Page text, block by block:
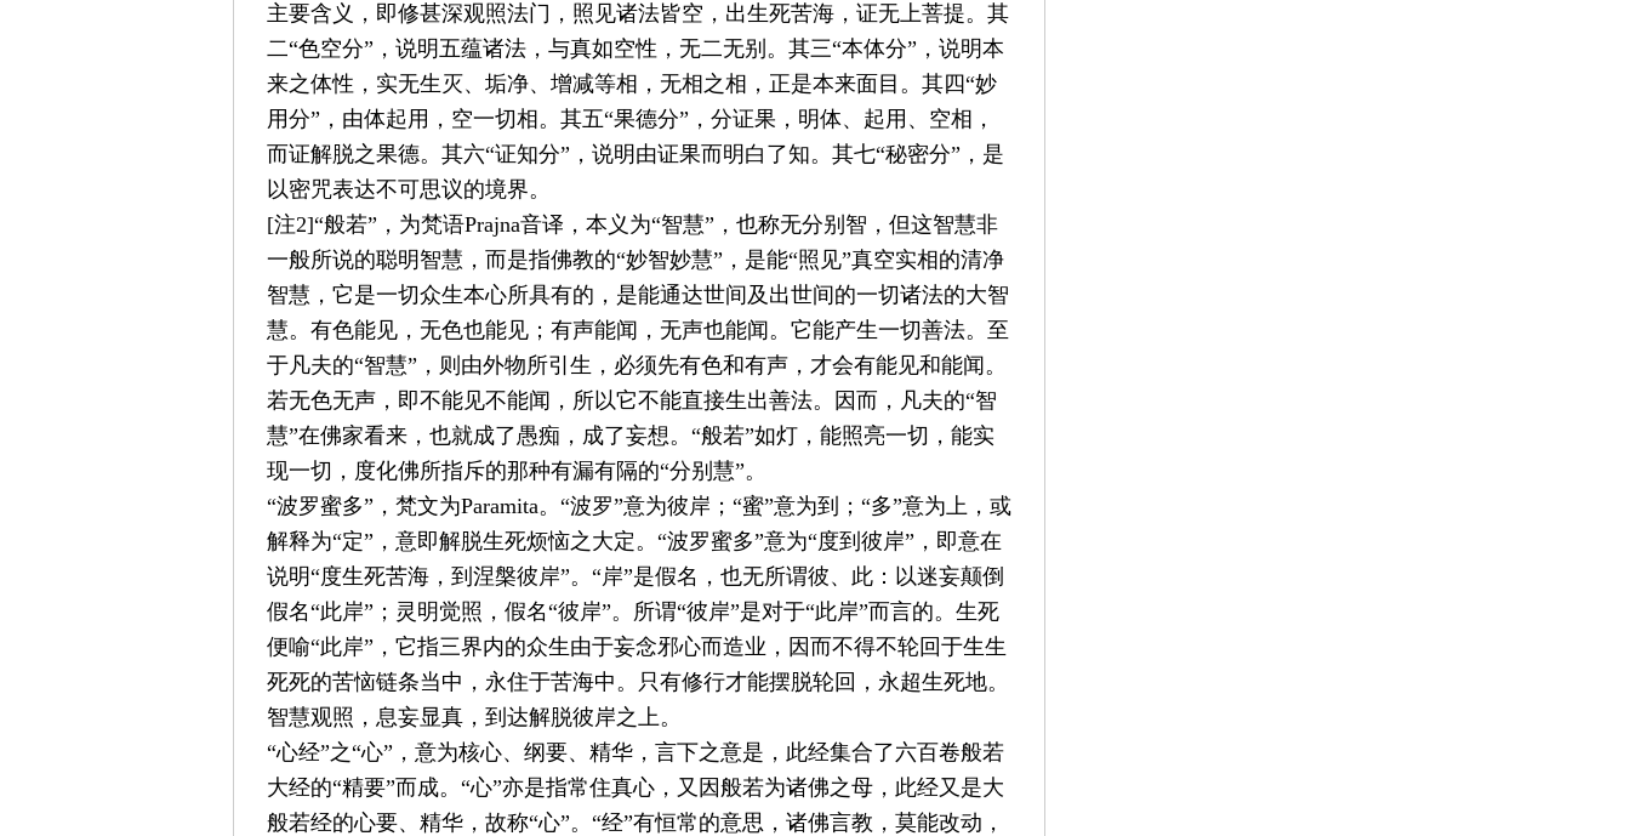
主要含义，即修甚深观照法门，照见诸法皆空，出生死苦海，证无上菩提。其
二“色空分” ，说明五蕴诸法，与真如空性，无二无别。其三“本体分” ，说明本
来之体性，实无生灭、垢净、增减等相，无相之相，正是本来面目。其四“妙
用分” ，由体起用，空一切相。其五“果德分” ，分证果，明体、起用、空相，
而证解脱之果德。其六“证知分” ，说明由证果而明白了知。其七“秘密分” ，是
以密咒表达不可思议的境界。
[注2]“般若” ，为梵语Prajna音译，本义为“智慧” ，也称无分别智，但这智慧非
一般所说的聪明智慧，而是指佛教的“妙智妙慧” ，是能“照见”真空实相的清净
智慧，它是一切众生本心所具有的，是能通达世间及出世间的一切诸法的大智
慧。有色能见，无色也能见；有声能闻，无声也能闻。它能产生一切善法。至
于凡夫的“智慧” ，则由外物所引生，必须先有色和有声，才会有能见和能闻。
若无色无声，即不能见不能闻，所以它不能直接生出善法。因而，凡夫的“智
慧”在佛家看来，也就成了愚痴，成了妄想。 “般若”如灯，能照亮一切，能实
现一切，度化佛所指斥的那种有漏有隔的“分别慧”。
“波罗蜜多” ，梵文为Paramita。 “波罗”意为彼岸； “蜜”意为到； “多”意为上，或
解释为“定” ，意即解脱生死烦恼之大定。 “波罗蜜多”意为“度到彼岸” ，即意在
说明“度生死苦海，到涅槃彼岸”。 “岸”是假名，也无所谓彼、此：以迷妄颠倒
假名“此岸” ；灵明觉照，假名“彼岸”。所谓“彼岸”是对于“此岸”而言的。生死
便喻“此岸” ，它指三界内的众生由于妄念邪心而造业，因而不得不轮回于生生
死死的苦恼链条当中，永住于苦海中。只有修行才能摆脱轮回，永超生死地。
智慧观照，息妄显真，到达解脱彼岸之上。
“心经”之“心” ，意为核心、纲要、精华，言下之意是，此经集合了六百卷般若
大经的“精要”而成。 “心”亦是指常住真心，又因般若为诸佛之母，此经又是大
般若经的心要、精华，故称“心”。 “经”有恒常的意思，诸佛言教，莫能改动，